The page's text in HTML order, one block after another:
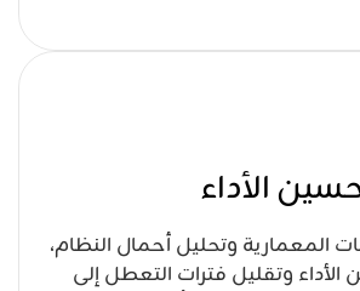
الأداء
المعمارية وتحليل أحمال النظام،
وتقليل فترات التعطل إلى